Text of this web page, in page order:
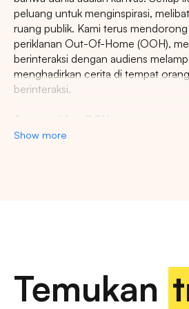
peluang untuk menginspirasi,
ruang publik. Kami terus
periklanan Out-Of-Home (OOH),
berinteraksi dengan audiens
menghadirkan cerita di tempat
berinteraksi.
strategis di kota-kota besar di
Temukan billboard berkualitas
Show more
Temukan